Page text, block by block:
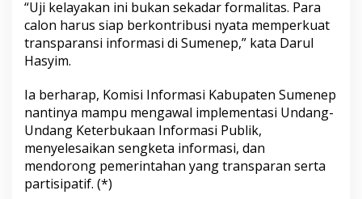
n
K
o
t
u
s
i
“Uji kelayakan ini bukan sekadar formalitas. Para
calon harus siap berkontribusi nyata memperkuat
transparansi informasi di Sumenep,” kata Darul
Hasyim.
Ia berharap, Komisi Informasi Kabupaten Sumenep
nantinya mampu mengawal implementasi Undang-
Undang Keterbukaan Informasi Publik,
menyelesaikan sengketa informasi, dan
mendorong pemerintahan yang transparan serta
partisipatif. (*)